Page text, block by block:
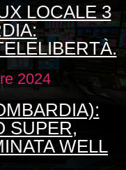
LOCALE 3
2024
SUPER,
WELL